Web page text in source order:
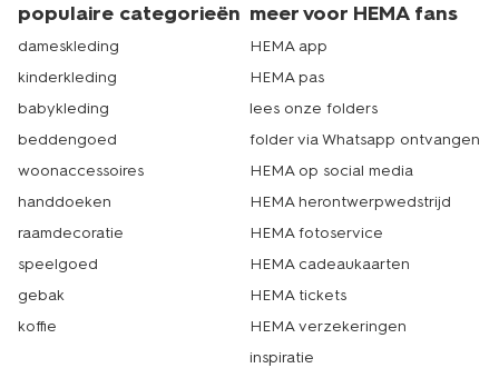
populaire categorieën
dameskleding
kinderkleding
babykleding
beddengoed
woonaccessoires
handdoeken
raamdecoratie
speelgoed
gebak
koffie
meer voor HEMA fans
HEMA app
HEMA pas
lees onze folders
folder via Whatsapp ontvangen
HEMA op social media
HEMA herontwerpwedstrijd
HEMA fotoservice
HEMA cadeaukaarten
HEMA tickets
HEMA verzekeringen
inspiratie